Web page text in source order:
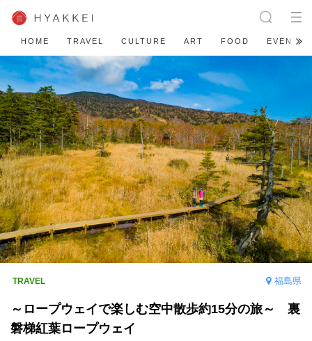
HOME TRAVEL CULTURE ART FOOD EVENT
福島県
～ロープウェイで楽しむ空中散歩約15分の旅～ 裏
磐梯紅葉ロープウェイ